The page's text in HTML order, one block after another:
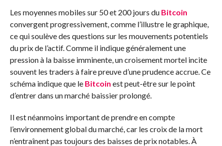
Les moyennes mobiles sur 50 et 200 jours du Bitcoin
convergent progressivement, comme l’illustre le graphique,
ce qui soulève des questions sur les mouvements potentiels
du prix de l’actif. Comme il indique généralement une
pression à la baisse imminente, un croisement mortel incite
souvent les traders à faire preuve d’une prudence accrue. Ce
schéma indique que le Bitcoin est peut-être sur le point
d’entrer dans un marché baissier prolongé.
Il est néanmoins important de prendre en compte
l’environnement global du marché, car les croix de la mort
n’entraînent pas toujours des baisses de prix notables. À